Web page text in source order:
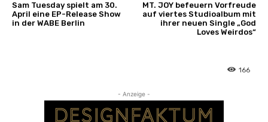
Sam Tuesday spielt am 30.
April eine EP-Release Show
in der WABE Berlin
MT. JOY befeuern Vorfreude
auf viertes Studioalbum mit
ihrer neuen Single „God
Loves Weirdos“
166
- Anzeige -